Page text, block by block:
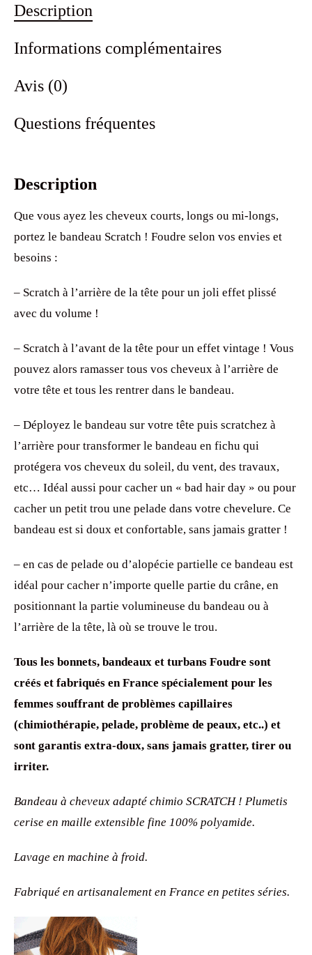
Description
Informations complémentaires
Avis (0)
Questions fréquentes
Description
Que vous ayez les cheveux courts, longs ou mi-longs,
portez le bandeau Scratch ! Foudre selon vos envies et
besoins :
– Scratch à l’arrière de la tête pour un joli effet plissé
avec du volume !
– Scratch à l’avant de la tête pour un effet vintage ! Vous
pouvez alors ramasser tous vos cheveux à l’arrière de
votre tête et tous les rentrer dans le bandeau.
– Déployez le bandeau sur votre tête puis scratchez à
l’arrière pour transformer le bandeau en fichu qui
protégera vos cheveux du soleil, du vent, des travaux,
etc… Idéal aussi pour cacher un « bad hair day » ou pour
cacher un petit trou une pelade dans votre chevelure. Ce
bandeau est si doux et confortable, sans jamais gratter !
– en cas de pelade ou d’alopécie partielle ce bandeau est
idéal pour cacher n’importe quelle partie du crâne, en
positionnant la partie volumineuse du bandeau ou à
l’arrière de la tête, là où se trouve le trou.
Tous les bonnets, bandeaux et turbans Foudre sont
créés et fabriqués en France spécialement pour les
femmes souffrant de problèmes capillaires
(chimiothérapie, pelade, problème de peaux, etc..) et
sont garantis extra-doux, sans jamais gratter, tirer ou
irriter.
Bandeau à cheveux adapté chimio SCRATCH ! Plumetis
cerise en maille extensible fine 100% polyamide.
Lavage en machine à froid.
Fabriqué en artisanalement en France en petites séries.